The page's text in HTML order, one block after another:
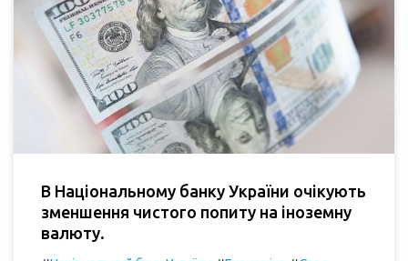
В Національному банку України очікують
зменшення чистого попиту на іноземну
валюту.